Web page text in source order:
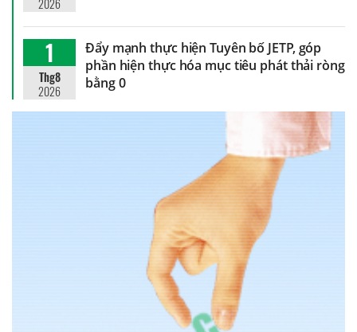
2026
1
Thg8
2026
Đẩy mạnh thực hiện Tuyên bố JETP, góp
phần hiện thực hóa mục tiêu phát thải ròng
bằng 0